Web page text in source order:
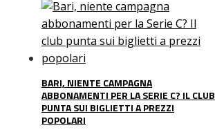
BARI, NIENTE CAMPAGNA
ABBONAMENTI PER LA SERIE C? IL CLUB
PUNTA SUI BIGLIETTI A PREZZI
POPOLARI